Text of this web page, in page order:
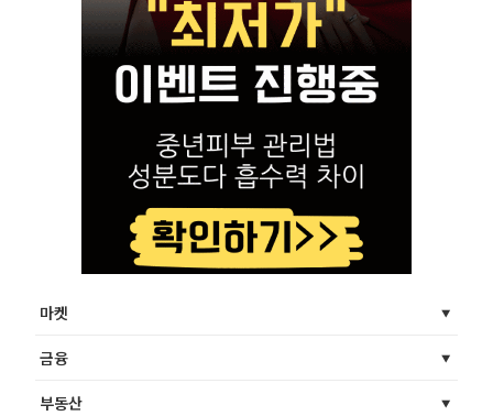
마켓
금융
부동산